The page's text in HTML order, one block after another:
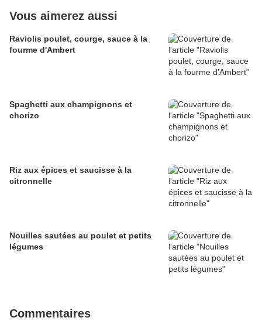
Vous aimerez aussi
Raviolis poulet, courge, sauce à la
fourme d'Ambert
Spaghetti aux champignons et
chorizo
Riz aux épices et saucisse à la
citronnelle
Nouilles sautées au poulet et petits
légumes
Commentaires